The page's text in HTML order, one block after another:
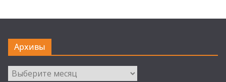
Архивы
Архивы